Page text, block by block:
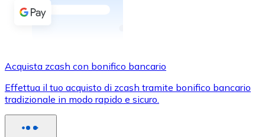
Bonifico SEPA
Usa le carte Visa e Mastercard per acquistare
Acquista con carta
Acquista zcash con bonifico bancario
Effettua il tuo acquisto di zcash tramite bonifico bancario
tradizionale in modo rapido e sicuro.